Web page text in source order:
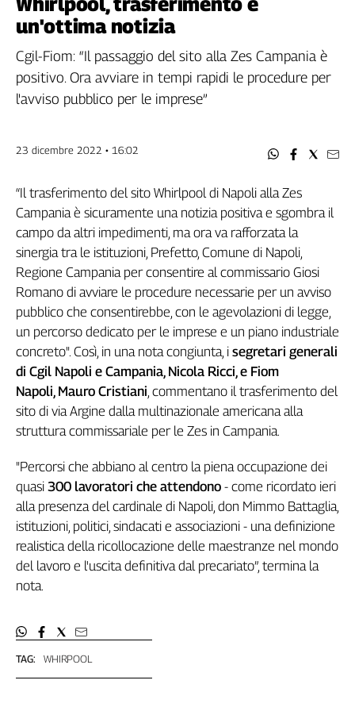
Filcams
Filctem
Fillea
Fiom
Flc
Nidil
Slc
Spi
Inca
Caaf
Speciali
G8
di
Genova,
il
sangue
ragione
120
anni
Cgil
Collettiva
Academy
Collettiva
Rubriche
Talk
La
settimana
un'ottima notizia
Cgil-Fiom: “Il passaggio del sito alla Zes Campania è
positivo. Ora avviare in tempi rapidi le procedure per
l'avviso pubblico per le imprese”
23 dicembre 2022 • 16:02
TAG: WHIRPOOL
“Il trasferimento del sito Whirlpool di Napoli alla Zes
Campania è sicuramente una notizia positiva e sgombra il
campo da altri impedimenti, ma ora va rafforzata la
sinergia tra le istituzioni, Prefetto, Comune di Napoli,
Regione Campania per consentire al commissario Giosi
Romano di avviare le procedure necessarie per un avviso
pubblico che consentirebbe, con le agevolazioni di legge,
un percorso dedicato per le imprese e un piano industriale
concreto". Così, in una nota congiunta, i segretari generali
di Cgil Napoli e Campania, Nicola Ricci, e Fiom
Napoli, Mauro Cristiani, commentano il trasferimento del
sito di via Argine dalla multinazionale americana alla
struttura commissariale per le Zes in Campania.
"Percorsi che abbiano al centro la piena occupazione dei
quasi 300 lavoratori che attendono - come ricordato ieri
alla presenza del cardinale di Napoli, don Mimmo Battaglia,
istituzioni, politici, sindacati e associazioni - una definizione
realistica della ricollocazione delle maestranze nel mondo
del lavoro e l'uscita definitiva dal precariato”, termina la
nota.